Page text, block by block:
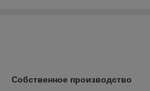
Собственное производство